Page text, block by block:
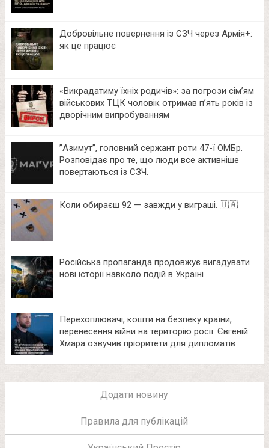
Добровільне повернення із СЗЧ через Армія+:
як це працює
«Викрадатиму їхніх родичів»: за погрози сім’ям
військових ТЦК чоловік отримав п’ять років із
дворічним випробуванням
⁨”Азимут”, головний сержант роти 47-ї ОМБр.
Розповідає про те, що люди все активніше
повертаються із СЗЧ.
Коли обираєш 92 — завжди у виграші. 🇺🇦
Російська пропаганда продовжує вигадувати
нові історії навколо подій в Україні
Перехоплювачі, кошти на безпеку країни,
перенесення війни на територію росії: Євгеній
Хмара озвучив пріоритети для дипломатів
Додати новину
Правила для публікацій